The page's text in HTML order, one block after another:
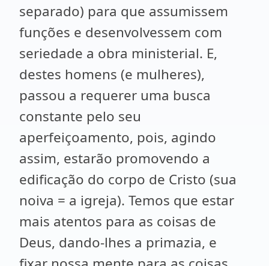
separado) para que assumissem
funções e desenvolvessem com
seriedade a obra ministerial. E,
destes homens (e mulheres),
passou a requerer uma busca
constante pelo seu
aperfeiçoamento, pois, agindo
assim, estarão promovendo a
edificação do corpo de Cristo (sua
noiva = a igreja). Temos que estar
mais atentos para as coisas de
Deus, dando-lhes a primazia, e